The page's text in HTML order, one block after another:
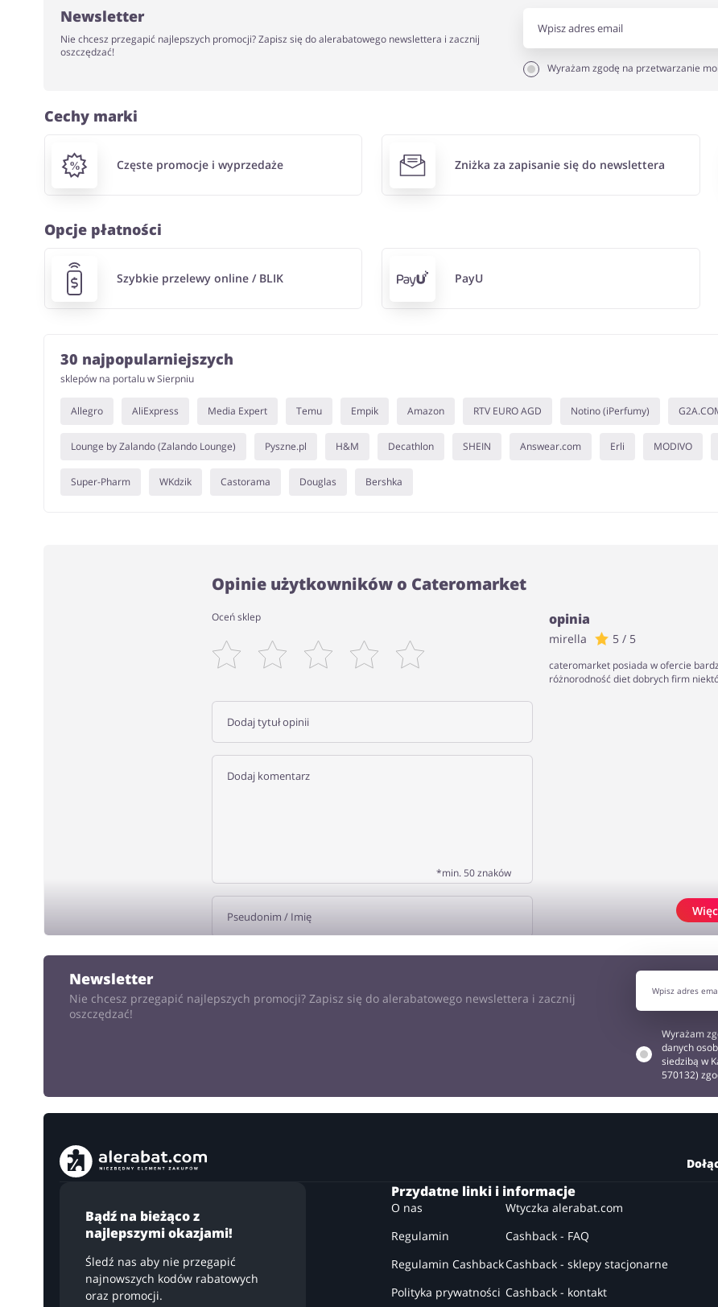
Newsletter
Nie chcesz przegapić najlepszych promocji? Zapisz się do alerabatowego newslettera i zacznij
oszczędzać!
Wyrażam zgodę na przetwarzanie
Cechy marki
Częste promocje i wyprzedaże Zniżka za zapisanie się do newslettera
Opcje płatności
Szybkie przelewy online / BLIK PayU
30 najpopularniejszych
sklepów na portalu w Sierpniu
Allegro AliExpress Media Expert Temu Empik Amazon RTV EURO AGD Notino (iPerfumy)
Lounge by Zalando (Zalando Lounge) Pyszne.pl H&M Decathlon SHEIN Answear.com Erli MODIVO
Super-Pharm WKdzik Castorama Douglas Bershka
Opinie użytkowników o Cateromarket
Oceń sklep
*min. 50 znaków
opinia
mirella 5 / 5
cateromarket posiada w ofercie
różnorodność diet dobrych firm
Newsletter
Nie chcesz przegapić najlepszych promocji? Zapisz się do alerabatowego newslettera i zacznij
oszczędzać!
Wyrażam
danych
siedzibą w
570132)
Bądź na bieżąco z
najlepszymi okazjami!
Śledź nas aby nie przegapić
najnowszych kodów rabatowych
oraz promocji.
Przydatne linki i informacje
O nas
Regulamin
Regulamin Cashback
Polityka prywatności
Wtyczka alerabat.com
Cashback - FAQ
Cashback - sklepy stacjonarne
Cashback - kontakt